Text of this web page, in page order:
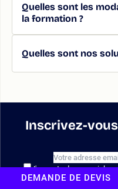
Quelles sont les
la formation ?
Quelles sont nos
Inscrivez-
J'accepte de recevoir la
Je peux me désinscrire à
DEMANDE DE DEVIS